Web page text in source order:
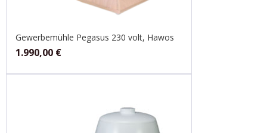
Gewerbemühle Pegasus 230 volt, Hawos
1.990,00 €